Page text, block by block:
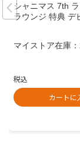
シャニマス 7th
ラウンジ 特典 デ
マイストア在庫：
税込
カートに